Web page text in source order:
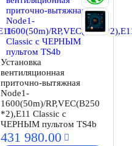
Установка
вентиляционная
приточно-вытяжная
Node1-
1600(50m)/RP,VEC(B250
*2),E11 Classic с
ЧЕРНЫМ пультом TS4b
431 980.00